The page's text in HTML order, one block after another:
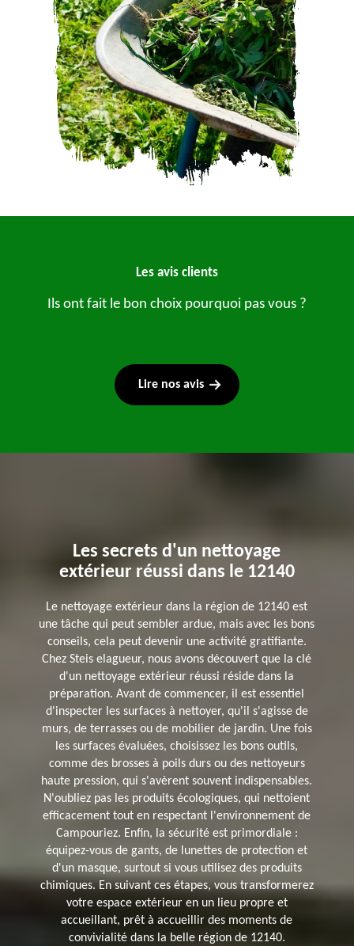
Les avis clients
Ils ont fait le bon choix pourquoi pas vous ?
Lire nos avis
Les secrets d'un nettoyage
extérieur réussi dans le 12140
Le nettoyage extérieur dans la région de 12140 est
une tâche qui peut sembler ardue, mais avec les bons
conseils, cela peut devenir une activité gratifiante.
Chez Steis elagueur, nous avons découvert que la clé
d'un nettoyage extérieur réussi réside dans la
préparation. Avant de commencer, il est essentiel
d'inspecter les surfaces à nettoyer, qu'il s'agisse de
murs, de terrasses ou de mobilier de jardin. Une fois
les surfaces évaluées, choisissez les bons outils,
comme des brosses à poils durs ou des nettoyeurs
haute pression, qui s'avèrent souvent indispensables.
N'oubliez pas les produits écologiques, qui nettoient
efficacement tout en respectant l'environnement de
Campouriez. Enfin, la sécurité est primordiale :
équipez-vous de gants, de lunettes de protection et
d'un masque, surtout si vous utilisez des produits
chimiques. En suivant ces étapes, vous transformerez
votre espace extérieur en un lieu propre et
accueillant, prêt à accueillir des moments de
convivialité dans la belle région de 12140.